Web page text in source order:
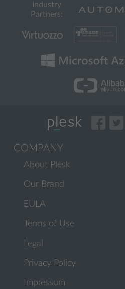
Industry
Partners:
COMPANY
About Plesk
Our Brand
EULA
Terms of Use
Legal
Privacy Policy
Impressum